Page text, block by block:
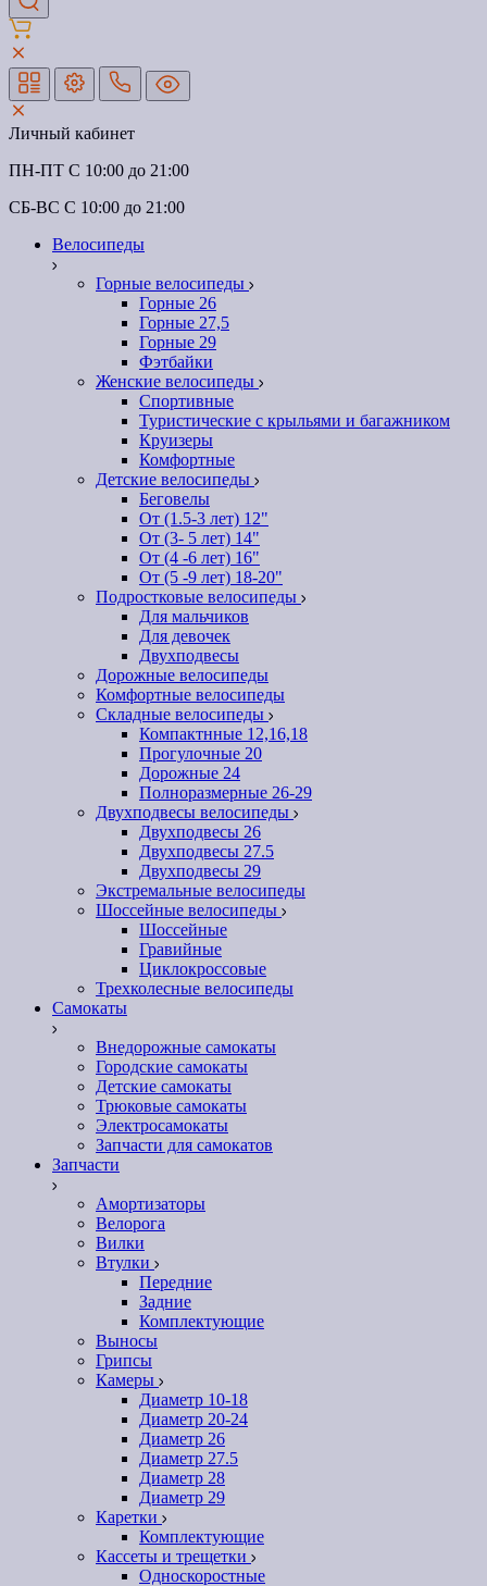
Личный кабинет
ПН-ПТ C 10:00 до 21:00
СБ-ВС С 10:00 до 21:00
Велосипеды
Горные велосипеды
Горные 26
Горные 27,5
Горные 29
Фэтбайки
Женские велосипеды
Спортивные
Туристические с крыльями и багажником
Круизеры
Комфортные
Детские велосипеды
Беговелы
От (1.5-3 лет) 12"
От (3- 5 лет) 14"
От (4 -6 лет) 16"
От (5 -9 лет) 18-20"
Подростковые велосипеды
Для мальчиков
Для девочек
Двухподвесы
Дорожные велосипеды
Комфортные велосипеды
Складные велосипеды
Компактнные 12,16,18
Прогулочные 20
Дорожные 24
Полноразмерные 26-29
Двухподвесы велосипеды
Двухподвесы 26
Двухподвесы 27.5
Двухподвесы 29
Экстремальные велосипеды
Шоссейные велосипеды
Шоссейные
Гравийные
Циклокроссовые
Трехколесные велосипеды
Самокаты
Внедорожные самокаты
Городские самокаты
Детские самокаты
Трюковые самокаты
Электросамокаты
Запчасти для самокатов
Запчасти
Амортизаторы
Велорога
Вилки
Втулки
Передние
Задние
Комплектующие
Выносы
Грипсы
Камеры
Диаметр 10-18
Диаметр 20-24
Диаметр 26
Диаметр 27.5
Диаметр 28
Диаметр 29
Каретки
Комплектующие
Кассеты и трещетки
Односкоростные